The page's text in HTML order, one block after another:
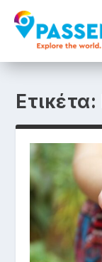
Ετικέτα: